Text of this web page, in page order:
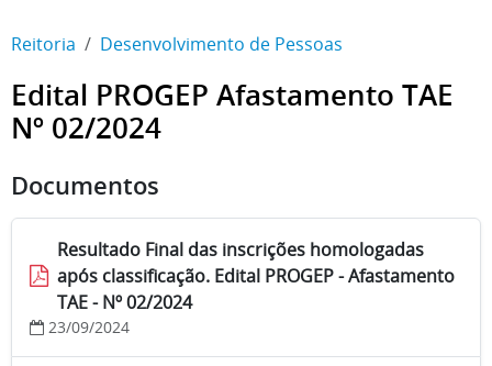
Reitoria Desenvolvimento de Pessoas
Edital PROGEP Afastamento TAE
Nº 02/2024
Documentos
Resultado Final das inscrições homologadas
após classificação. Edital PROGEP - Afastamento
TAE - Nº 02/2024
23/09/2024